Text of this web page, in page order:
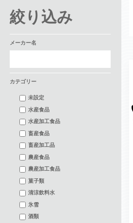
絞り込み
メーカー名
カテゴリー
未設定
水産食品
水産加工食品
畜産食品
畜産加工品
農産食品
農産加工食品
菓子類
清涼飲料水
氷雪
酒類